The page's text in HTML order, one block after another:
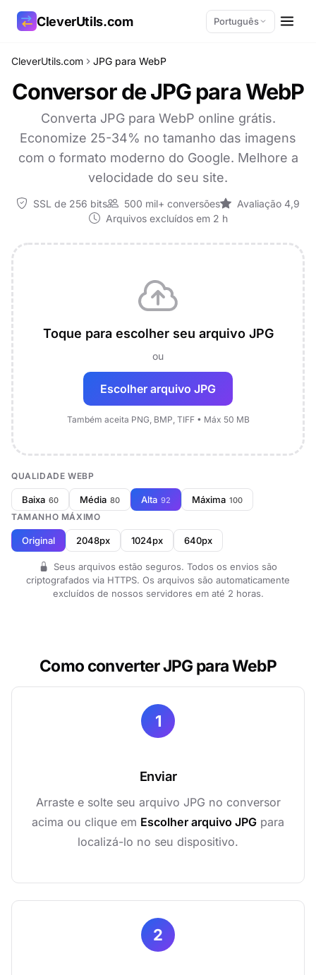
CleverUtils.com Português
CleverUtils.com JPG para WebP
Conversor de JPG para WebP
Converta JPG para WebP online grátis.
Economize 25-34% no tamanho das imagens
com o formato moderno do Google. Melhore a
velocidade do seu site.
SSL de 256 bits 500 mil+ conversões
Avaliação 4,9
Arquivos excluídos em 2 h
Toque para escolher seu arquivo JPG
ou
Escolher arquivo JPG
Também aceita PNG, BMP, TIFF • Máx 50 MB
QUALIDADE WEBP
Baixa 60 Média 80 Alta 92 Máxima 100
TAMANHO MÁXIMO
Original 2048px 1024px 640px
Seus arquivos estão seguros. Todos os envios são
criptografados via HTTPS. Os arquivos são automaticamente
excluídos de nossos servidores em até 2 horas.
Como converter JPG para WebP
1
Enviar
Arraste e solte seu arquivo JPG no conversor
acima ou clique em Escolher arquivo JPG para
localizá-lo no seu dispositivo.
2
Copiar link